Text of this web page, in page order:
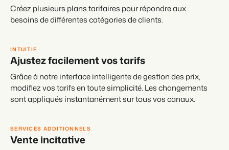
Créez plusieurs plans tarifaires pour répondre aux
besoins de différentes catégories de clients.
INTUITIF
Ajustez facilement vos tarifs
Grâce à notre interface intelligente de gestion des prix,
modifiez vos tarifs en toute simplicité. Les changements
sont appliqués instantanément sur tous vos canaux.
SERVICES ADDITIONNELS
Vente incitative